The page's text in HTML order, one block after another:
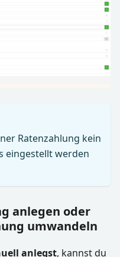
Ratenzahlung kein
eingestellt werden
anlegen oder
umwandeln
anlegst, kannst du